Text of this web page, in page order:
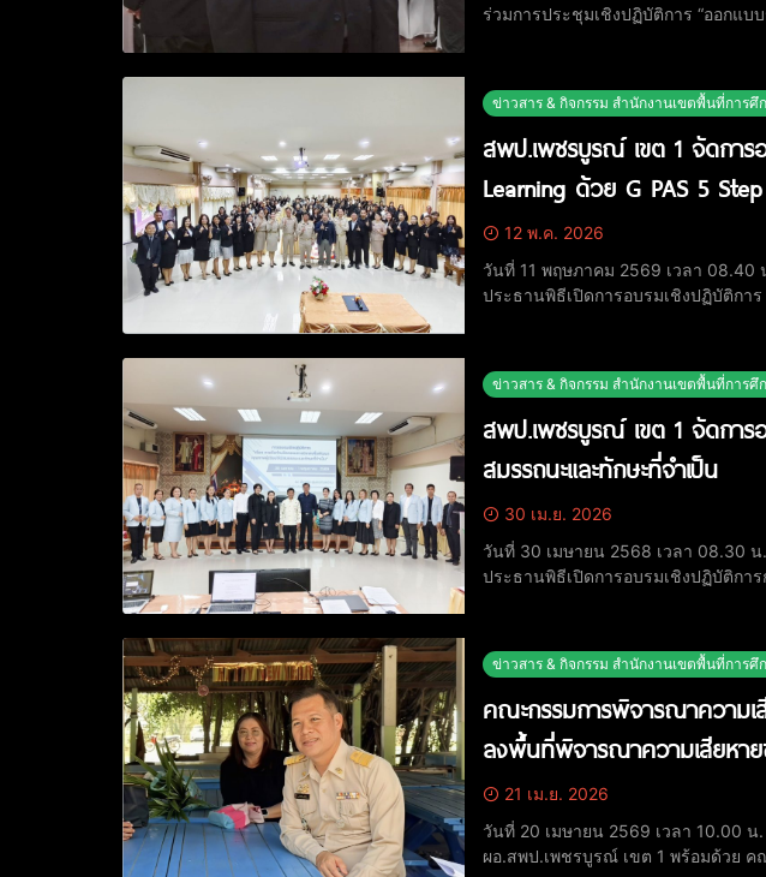
ร่วมการประชุมเชิงปฏิบัติการ “ออกแ
ข่าวสาร & กิจกรรม สำนักงานเขตพื้นที่การศึ
สพป.เพชรบูรณ์ เขต 1 จัดการอ
Learning ด้วย G PAS 5
12 พ.ค. 2026
วันที่ 11 พฤษภาคม 2569 เวลา 08.40
ประธานพิธีเปิดการอบรมเชิงปฏิบัติกา
ข่าวสาร & กิจกรรม สำนักงานเขตพื้นที่การศึ
สพป.เพชรบูรณ์ เขต 1 จัดกา
สมรรถนะและทักษะที่จำเป็น
30 เม.ย. 2026
วันที่ 30 เมษายน 2568 เวลา 08.30
ประธานพิธีเปิดการอบรมเชิงปฏิบัติกา
ข่าวสาร & กิจกรรม สำนักงานเขตพื้นที่การศึ
คณะกรรมการพิจารณาความเ
ลงพื้นที่พิจารณาความเสียหา
21 เม.ย. 2026
วันที่ 20 เมษายน 2569 เวลา 10.00
ผอ.สพป.เพชรบูรณ์ เขต 1 พร้อมด้วย